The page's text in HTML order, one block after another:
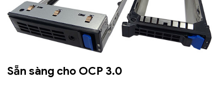
Sẵn sàng cho OCP 3.0